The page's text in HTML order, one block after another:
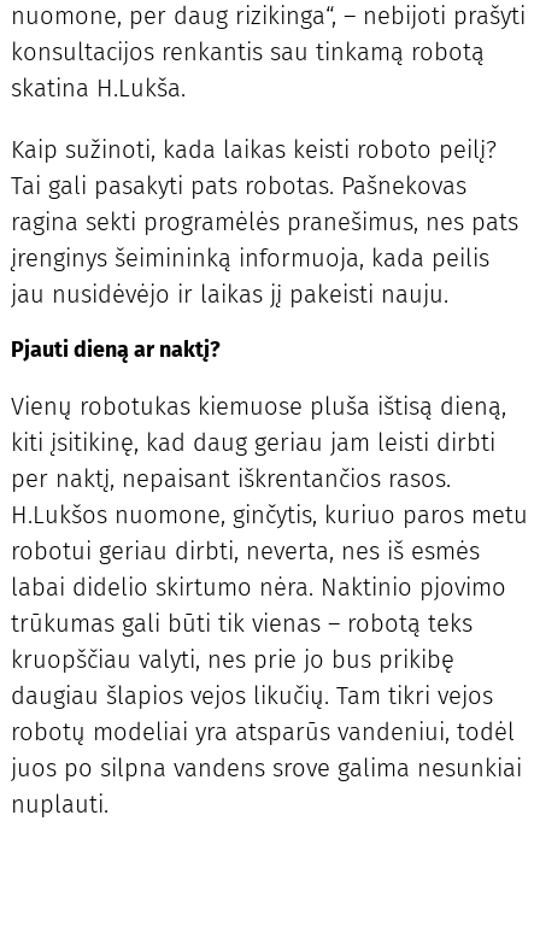
nuomone, per daug rizikinga“, – nebijoti prašyti
konsultacijos renkantis sau tinkamą robotą
skatina H.Lukša.
Kaip sužinoti, kada laikas keisti roboto peilį?
Tai gali pasakyti pats robotas. Pašnekovas
ragina sekti programėlės pranešimus, nes pats
įrenginys šeimininką informuoja, kada peilis
jau nusidėvėjo ir laikas jį pakeisti nauju.
Pjauti dieną ar naktį?
Vienų robotukas kiemuose pluša ištisą dieną,
kiti įsitikinę, kad daug geriau jam leisti dirbti
per naktį, nepaisant iškrentančios rasos.
H.Lukšos nuomone, ginčytis, kuriuo paros metu
robotui geriau dirbti, neverta, nes iš esmės
labai didelio skirtumo nėra. Naktinio pjovimo
trūkumas gali būti tik vienas – robotą teks
kruopščiau valyti, nes prie jo bus prikibę
daugiau šlapios vejos likučių. Tam tikri vejos
robotų modeliai yra atsparūs vandeniui, todėl
juos po silpna vandens srove galima nesunkiai
nuplauti.